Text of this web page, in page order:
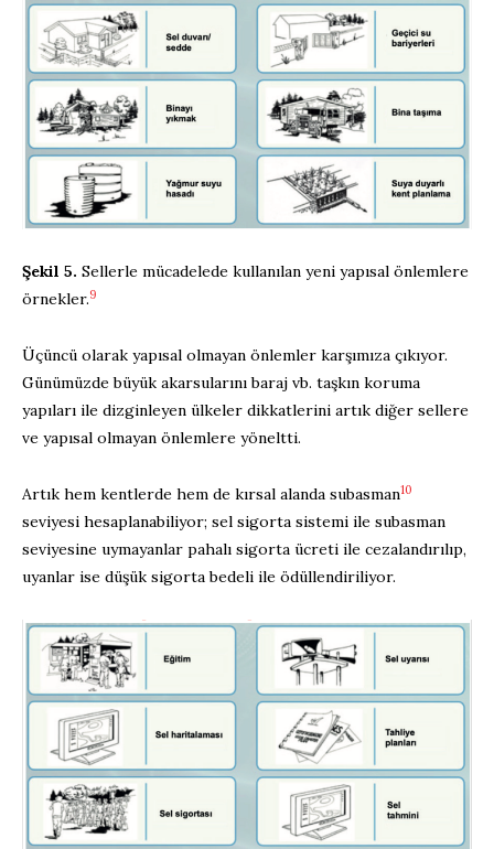
Şekil 5. Sellerle mücadelede kullanılan yeni yapısal önlemlere
örnekler.9
Üçüncü olarak yapısal olmayan önlemler karşımıza çıkıyor.
Günümüzde büyük akarsularını baraj vb. taşkın koruma
yapıları ile dizginleyen ülkeler dikkatlerini artık diğer sellere
ve yapısal olmayan önlemlere yöneltti.
Artık hem kentlerde hem de kırsal alanda subasman10
seviyesi hesaplanabiliyor; sel sigorta sistemi ile subasman
seviyesine uymayanlar pahalı sigorta ücreti ile cezalandırılıp,
uyanlar ise düşük sigorta bedeli ile ödüllendiriliyor.